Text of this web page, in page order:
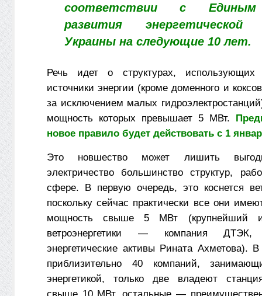
соответствии с
развития энергетической
Украины на следующие 10 лет.
Речь идет о структурах, использующих
источники энергии (кроме доменного и
за исключением малых
мощность которых превышает 5 МВт.
новое правило будет действовать с 1
Это новшество может лишить
электричество большинство структур,
сфере. В первую очередь, это коснется
поскольку сейчас практически все они
мощность свыше 5 МВт (крупнейший
ветроэнергетики — компания ДТЭК,
энергетические активы Рината Ахметова).
приблизительно 40 компаний,
энергетикой, только две владеют
свыше 10 МВт, остальные —